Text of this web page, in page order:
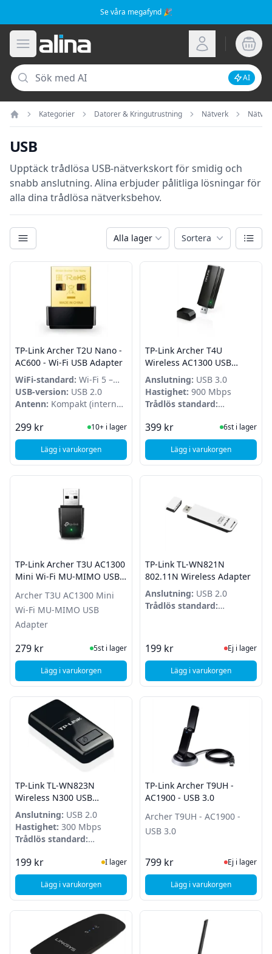
Se våra megafynd 🎉
Öppna meny
Alina.se Logga in
Sök
AI
Hem
Kategorier Datorer & Kringutrustning Nätverk
USB
Upptäck trådlösa USB-nätverkskort för smidig och
snabb anslutning. Alina erbjuder pålitliga lösningar för
alla dina trådlösa nätverksbehov.
Kategorier Alla lager Sortera Växla
Filter
Produkter
TP-Link Archer T2U Nano -
AC600 - Wi-Fi USB Adapter
WiFi-standard: Wi-Fi 5 –
AC600
USB-version: USB 2.0
Antenn: Kompakt (intern
299 kr I Lager
10+ i lager
Lägg i varukorgen, TP-Link Archer T2U Nano - AC600 - Wi-Fi USB Adapter
TP-Link Archer T4U
Wireless AC1300 USB
Adapter
Anslutning: USB 3.0
Hastighet: 900 Mbps
Trådlös standard:
399 kr I Lager
6st i lager
Lägg i varukorgen
, TP-Link Archer
TP-Link Archer T3U AC1300
Mini Wi-Fi MU-MIMO USB
Archer T3U AC1300 Mini
Wi-Fi MU-MIMO USB
Adapter
279 kr I Lager
5st i lager
Lägg i varukorgen, TP-Link Archer T3U AC1300 Mini Wi-Fi MU-MIMO USB
TP-Link TL-WN821N
802.11N Wireless Adapter
Anslutning: USB 2.0
Trådlös standard:
199 kr Ej i lager,
Ej i lager
Lägg i varukorgen
, TP-Link TL-
TP-Link TL-WN823N
Wireless N300 USB
Adapter
Anslutning: USB 2.0
Hastighet: 300 Mbps
Trådlös standard:
199 kr I Lager
I lager
Lägg i varukorgen, TP-Link TL-WN823N Wireless N300 USB Adapter
TP-Link Archer T9UH -
AC1900 - USB 3.0
Archer T9UH - AC1900 -
USB 3.0
799 kr Ej i lager,
Ej i lager
Lägg i varukorgen
, TP-Link Archer